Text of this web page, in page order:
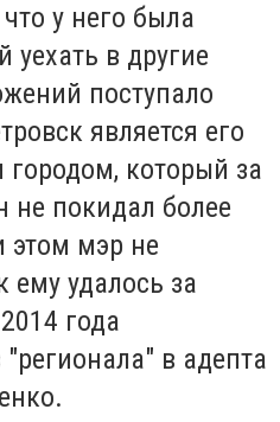
у него была
уехать в другие
поступало
является его
который за
не покидал более
этом мэр не
ему удалось за
года
в адепта